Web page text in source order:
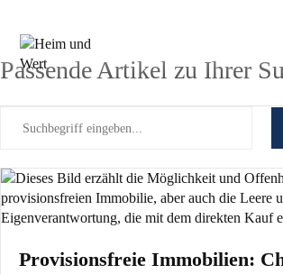
springen
Passende Artikel zu Ihrer
Provisionsfreie Immobilien: